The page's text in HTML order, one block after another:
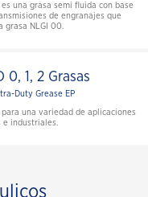
una grasa semi fluida con base
de engranajes que
grasa NLGI 00.
0, 1, 2 Grasas
Duty Grease EP
una variedad de aplicaciones
industriales.